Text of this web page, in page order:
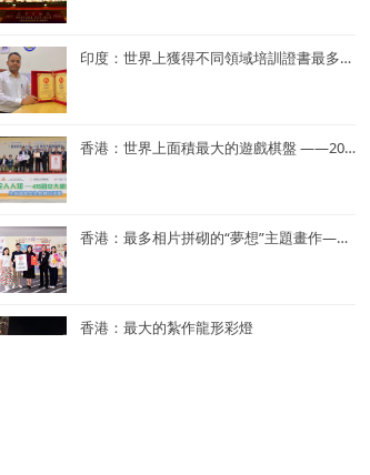
印度：世界上獲得不同領域培訓證書最多——Dr. Navneet Kumar
香港：世界上面積最大的遊戲棋盤 ——2023年「國家安全人人知—415 國安大棋盤齊齊玩」
香港：最多相片拼砌的“夢想”主題畫作——半島青年商會55周年「拼出夢相」慶祝活動
香港：最大的紮作龍形彩燈